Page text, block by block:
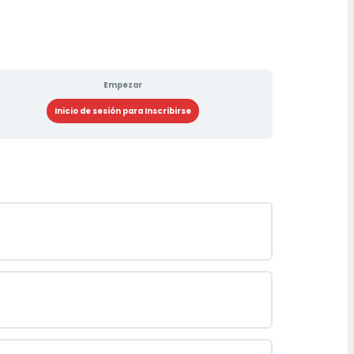
Empezar
Inicio de sesión para Inscribirse